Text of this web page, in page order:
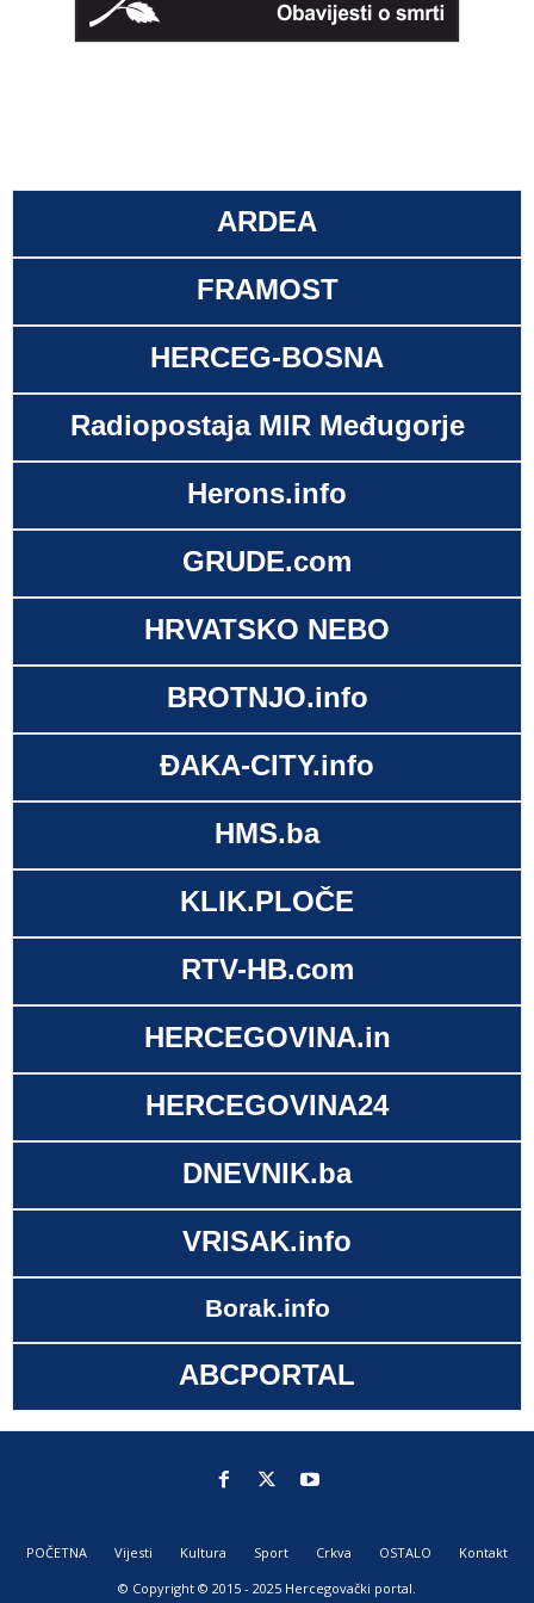
ARDEA
FRAMOST
HERCEG-BOSNA
Radiopostaja MIR Međugorje
Herons.info
GRUDE.com
HRVATSKO NEBO
BROTNJO.info
ĐAKA-CITY.info
HMS.ba
KLIK.PLOČE
RTV-HB.com
HERCEGOVINA.in
HERCEGOVINA24
DNEVNIK.ba
VRISAK.info
Borak.info
ABCPORTAL
POČETNA Vijesti Kultura Sport Crkva OSTALO
Kontakt
© Copyright © 2015 - 2025 Hercegovački portal.